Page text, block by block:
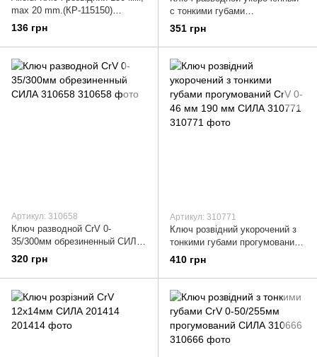
max 20 mm.(КР-115150)
(КР-115150)
136 грн
с тонкими губами
прорезиненный CrV 0-34мм
140мм СИЛА 310669
351 грн
Артикул: 310658
Ключ разводной CrV 0-
35/300мм обрезиненный СИЛА
310658
320 грн
Артикул: 310771
Ключ розвідний укорочений з
тонкими губами прогумований
CrV 0-46 мм 190 мм СИЛА
310771
410 грн